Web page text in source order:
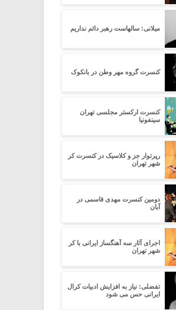
میلانی: سالهاست رهبر دائم نداریم
کنسرت گروه مهر وطن در بانکوک
کنسرت ارکستر مجلسی تهران
سینفونیا
رپرتوار جز و کلاسیک در کنسرت کر
شهر تهران
دومین کنسرت مهدی قاسمی در
آبان
اجرای آثار سه آهنگساز ایرانی با کر
شهر تهران
تفضلی: نیاز به افزایش ادبیات کرال
ایرانی حس می شود